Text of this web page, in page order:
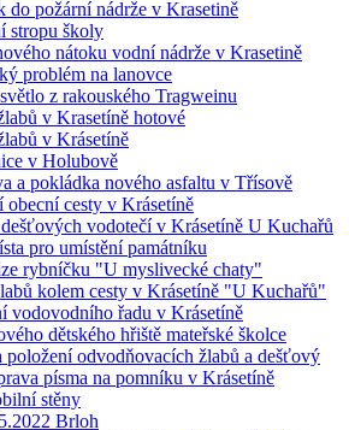
do požární nádrže v Krasetině
stropu školy
nátoku vodní nádrže v Krasetině
problém na lanovce
z rakouského Tragweinu
v Krasetíně hotové
v Krásetíně
v Holubově
a pokládka nového asfaltu v Třísově
obecní cesty v Krásetíně
vodotečí v Krásetíně U Kuchařů
pro umístění památníku
rybníčku "U myslivecké chaty"
kolem cesty v Krásetíně "U Kuchařů"
vodovodního řadu v Krásetíně
dětského hřiště mateřské školce
položení odvodňovacích žlabů a dešťový
písma na pomníku v Krásetíně
stěny
Brloh